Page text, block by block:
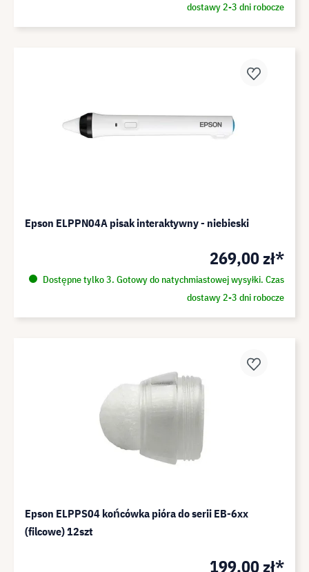
dostawy 2-3 dni robocze
Epson ELPPN04A pisak interaktywny - niebieski
269,00 zł*
Dostępne tylko 3. Gotowy do natychmiastowej wysyłki. Czas
dostawy 2-3 dni robocze
Epson ELPPS04 końcówka pióra do serii EB-6xx
(filcowe) 12szt
199,00 zł*